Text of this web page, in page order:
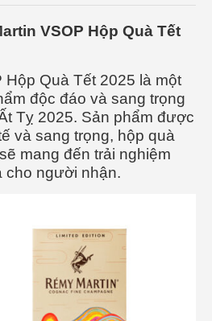
VSOP Hộp Quà Tết
Hộp Quà Tết 2025 là một
độc đáo và sang trọng
Tỵ 2025. Sản phẩm được
và sang trọng, hộp quà
mang đến trải nghiệm
cho người nhận.